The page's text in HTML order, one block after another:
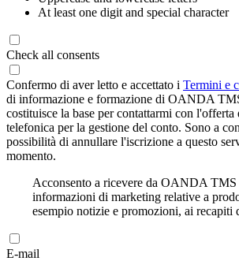
At least one digit and special character
Check all consents
Confermo di aver letto e accettato i Termini e
di informazione e formazione di OANDA
costituisce la base per contattarmi con l'offerta
telefonica per la gestione del conto. Sono a
possibilità di annullare l'iscrizione a questo
momento.
Acconsento a ricevere da OANDA
informazioni di marketing relative a
esempio notizie e promozioni, ai recapiti
E-mail